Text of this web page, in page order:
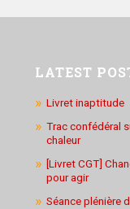
LATEST
Livret inaptitude
Trac confédéral
chaleur
[Livret CGT]
pour agir
Séance plénière